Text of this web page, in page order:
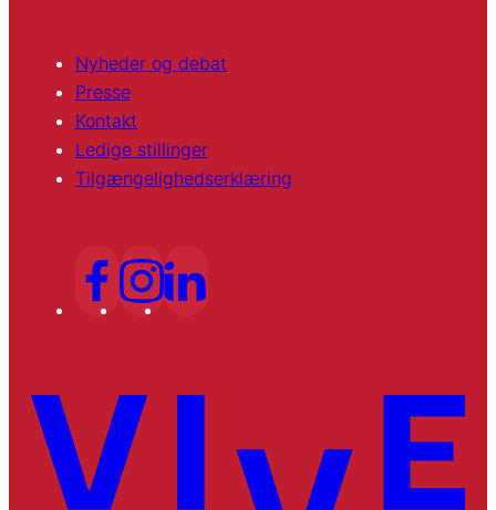
Nyheder og debat
Presse
Kontakt
Ledige stillinger
Tilgængelighedserklæring